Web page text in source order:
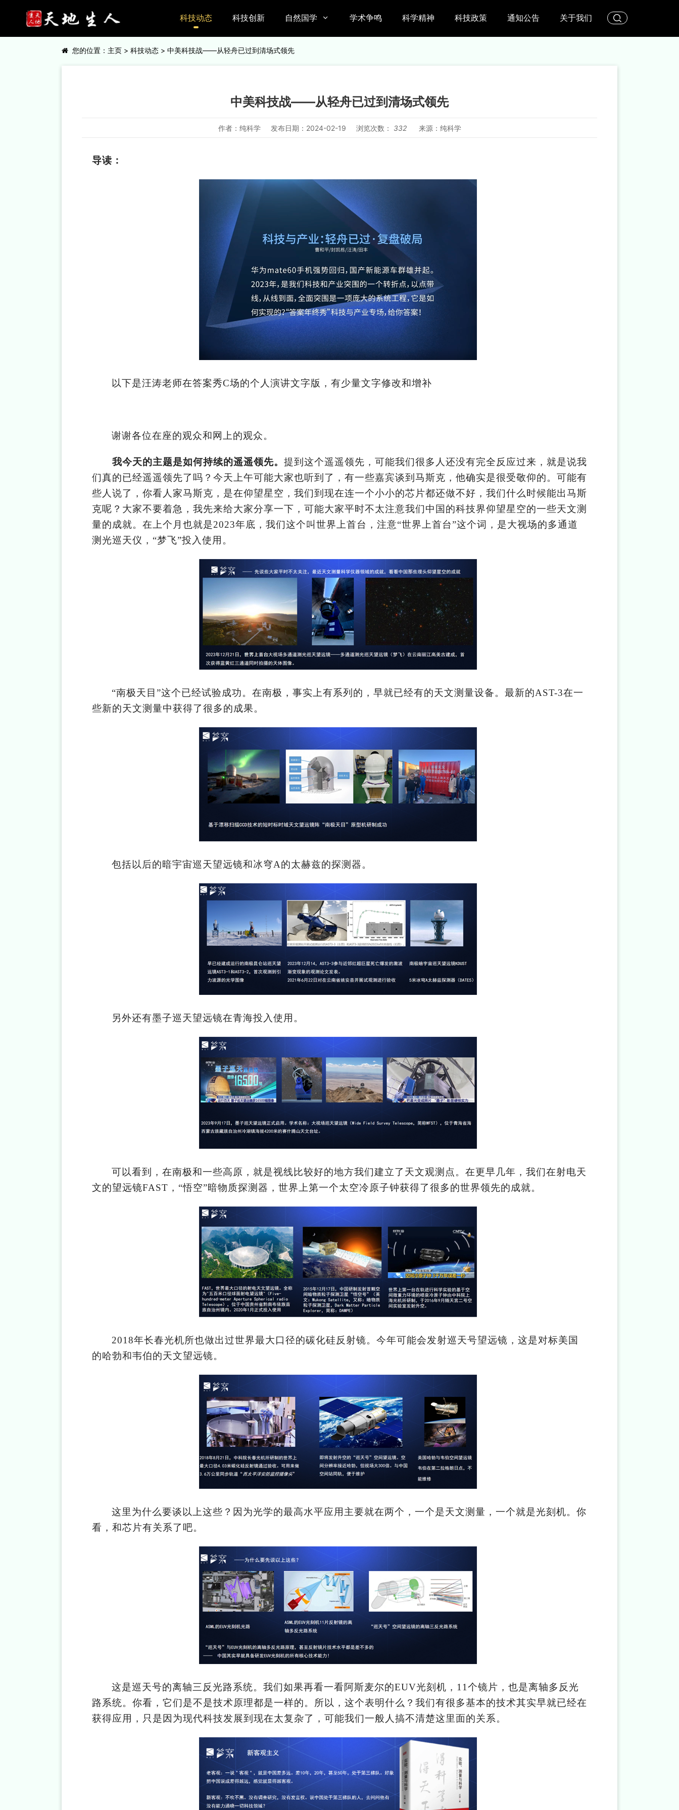
科技动态 科技创新 自然国学  学术争鸣 科学精神 科技政策 通知公告 关于我们
您的位置： 主页 > 科技动态 > 中美科技战——从轻舟已过到清场式领先
中美科技战——从轻舟已过到清场式领先
作者：纯科学 发布日期：2024-02-19 浏览次数： 332 来源：纯科学
导读：
以下是汪涛老师在答案秀C场的个人演讲文字版，有少量文字修改和增补
谢谢各位在座的观众和网上的观众。
我今天的主题是如何持续的遥遥领先。 提到这个遥遥领先，可能我们很多人还没有完全反应过来，就是说我
们真的已经遥遥领先了吗？今天上午可能大家也听到了，有一些嘉宾谈到马斯克，他确实是很受敬仰的。可能有
些人说了，你看人家马斯克，是在仰望星空，我们到现在连一个小小的芯片都还做不好，我们什么时候能出马斯
克呢？大家不要着急，我先来给大家分享一下，可能大家平时不太注意我们中国的科技界仰望星空的一些天文测
量的成就。在上个月也就是2023年底，我们这个叫世界上首台，注意“世界上首台”这个词，是大视场的多通道
测光巡天仪，“梦飞”投入使用。
“南极天目”这个已经试验成功。在南极，事实上有系列的，早就已经有的天文测量设备。最新的AST-3在一
些新的天文测量中获得了很多的成果。
包括以后的暗宇宙巡天望远镜和冰穹A的太赫兹的探测器。
另外还有墨子巡天望远镜在青海投入使用。
可以看到，在南极和一些高原，就是视线比较好的地方我们建立了天文观测点。在更早几年，我们在射电天
文的望远镜FAST，“悟空”暗物质探测器，世界上第一个太空冷原子钟获得了很多的世界领先的成就。
2018年长春光机所也做出过世界最大口径的碳化硅反射镜。今年可能会发射巡天号望远镜，这是对标美国
的哈勃和韦伯的天文望远镜。
这里为什么要谈以上这些？因为光学的最高水平应用主要就在两个，一个是天文测量，一个就是光刻机。你
看，和芯片有关系了吧。
这是巡天号的离轴三反光路系统。我们如果再看一看阿斯麦尔的EUV光刻机，11个镜片，也是离轴多反光
路系统。你看，它们是不是技术原理都是一样的。所以，这个表明什么？我们有很多基本的技术其实早就已经在
获得应用，只是因为现代科技发展到现在太复杂了，可能我们一般人搞不清楚这里面的关系。